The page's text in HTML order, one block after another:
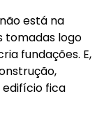
está na
tomadas logo
fundações. E,
edifício fica